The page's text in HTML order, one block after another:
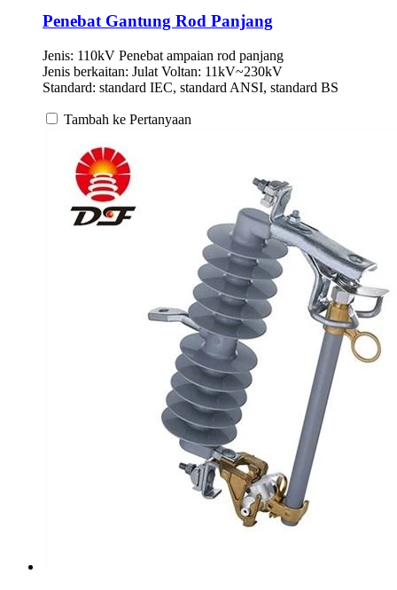
Penebat Gantung Rod Panjang
Jenis: 110kV Penebat ampaian rod panjang
Jenis berkaitan: Julat Voltan: 11kV~230kV
Standard: standard IEC, standard ANSI, standard BS
Tambah ke Pertanyaan